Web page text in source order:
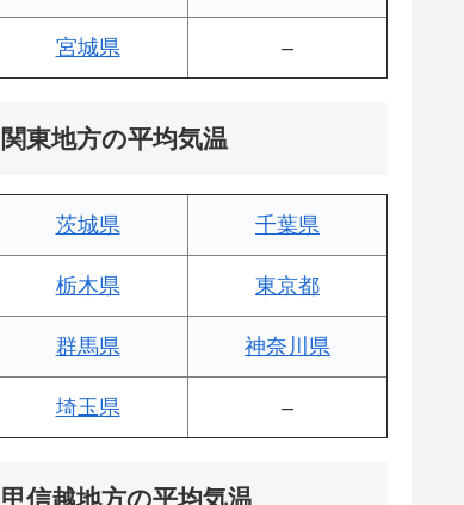
宮城県 –
関東地方の平均気温
茨城県 千葉県
栃木県 東京都
群馬県 神奈川県
埼玉県 –
甲信越地方の平均気温